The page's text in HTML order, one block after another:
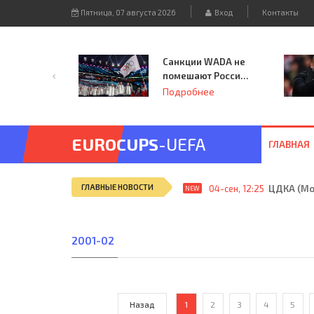
Пятница, 07 августа 2026 Вход Контакты
Санкции WADA не
помешают России
принять
Подробнее
EUROCUPS-UEFA ГЛАВНАЯ
ГЛАВНЫЕ НОВОСТИ NEW 04-сен, 12:25 ЦДКА
2001-02
Назад 1 2 3 4 5